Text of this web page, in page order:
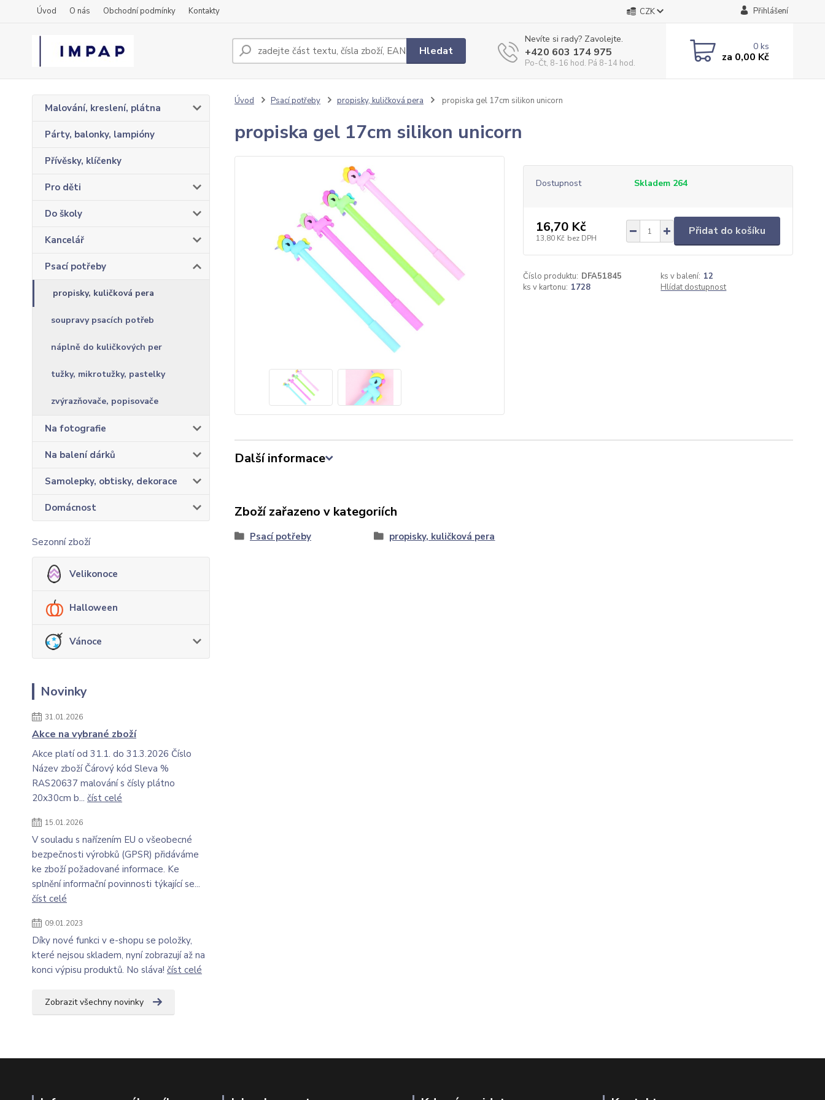
Úvod O nás Obchodní podmínky Kontakty CZK Přihlášení
Hledat
Nevíte si rady? Zavolejte.
+420 603 174 975
Po-Čt, 8-16 hod. Pá 8-14 hod.
0ks
za 0,00 Kč
Malování, kreslení, plátna
Párty, balonky, lampióny
Přívěsky, klíčenky
Pro děti
Do školy
Kancelář
Psací potřeby
propisky, kuličková pera
soupravy psacích potřeb
náplně do kuličkových per
tužky, mikrotužky, pastelky
zvýrazňovače, popisovače
Na fotografie
Na balení dárků
Samolepky, obtisky, dekorace
Domácnost
Sezonní zboží
Velikonoce
Halloween
Vánoce
Novinky
31.01.2026
Akce na vybrané zboží
Akce platí od 31.1. do 31.3.2026 Číslo
Název zboží Čárový kód Sleva %
RAS20637 malování s čísly plátno
20x30cm b... číst celé
15.01.2026
V souladu s nařízením EU o všeobecné
bezpečnosti výrobků (GPSR) přidáváme
ke zboží požadované informace. Ke
splnění informační povinnosti týkající se...
číst celé
09.01.2023
Díky nové funkci v e-shopu se položky,
které nejsou skladem, nyní zobrazují až na
konci výpisu produktů. No sláva! číst celé
Zobrazit všechny novinky
Úvod Psací potřeby propisky, kuličková pera propiska gel 17cm silikon unicorn
propiska gel 17cm silikon unicorn
Dostupnost Skladem 264
16,70 Kč
13,80 Kč bez DPH
Přidat do košíku
Číslo produktu: DFA51845 ks v balení: 12
ks v kartonu: 1728 Hlídat dostupnost
Další informace
Zboží zařazeno v kategoriích
Psací potřeby propisky, kuličková pera